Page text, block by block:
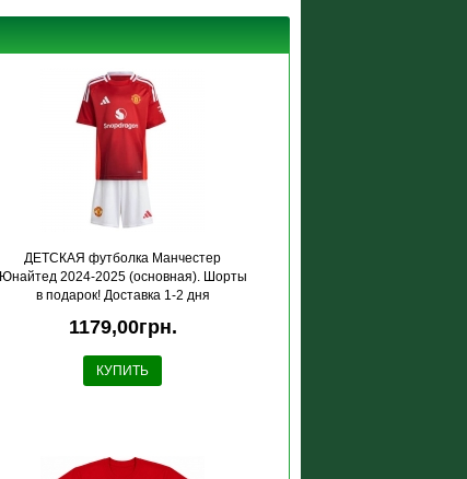
ДЕТСКАЯ футболка Манчестер
Юнайтед 2024-2025 (основная). Шорты
в подарок! Доставка 1-2 дня
1179,00грн.
КУПИТЬ